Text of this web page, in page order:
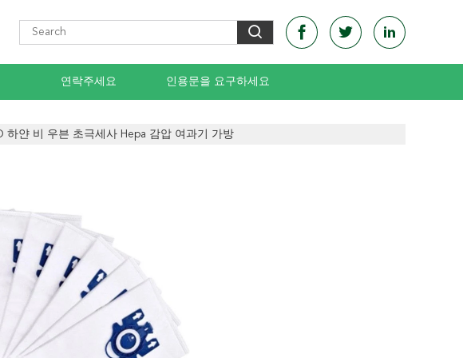
연락주세요 인용문을 요구하세요
하얀 비 우븐 초극세사 Hepa 감압 여과기 가방